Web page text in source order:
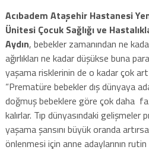
Acıbadem Ataşehir Hastanesi
Ünitesi Çocuk Sağlığı ve
Aydın, bebekler zamanından ne
ağırlıkları ne kadar düşükse buna
yaşama risklerinin de o kadar çok
“Prematüre bebekler dış dünyaya
doğmuş bebeklere göre çok daha
kalırlar. Tıp dünyasındaki
yaşama şansını büyük oranda
önlenmesi için anne adaylarının